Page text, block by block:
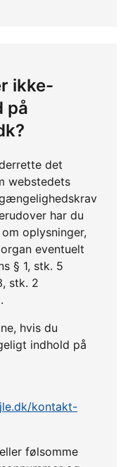
ikke-
på
det
webstedets
har du
oplysninger,
eventuelt
§ 1, stk. 5
stk. 2
hvis du
indhold på
kontakt-
følsomme